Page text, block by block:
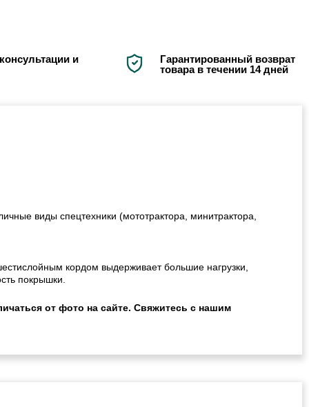
и
Гарантированный возврат
товара в течении 14 дней
виды спецтехники (мототрактора, минитрактора,
кордом выдерживает большие нагрузки,
покрышки.
от фото на сайте. Свяжитесь с нашим